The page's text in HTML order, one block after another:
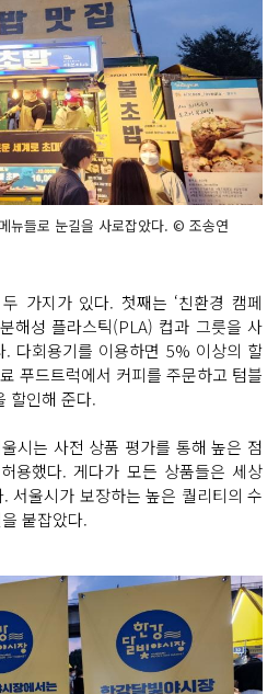
뉴들로 눈길을 사로잡았다. © 조송연
가지가 있다. 첫째는 ‘친환경 캠페
해성 플라스틱(PLA) 컵과 그릇을 사
다회용기를 이용하면 5% 이상의 할
푸드트럭에서 커피를 주문하고 텀블
할인해 준다.
시는 사전 상품 평가를 통해 높은 점
용했다. 게다가 모든 상품들은 세상
서울시가 보장하는 높은 퀄리티의 수
붙잡았다.